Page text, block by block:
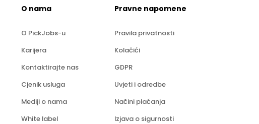
O nama
O PickJobs-u
Karijera
Kontaktirajte nas
Cjenik usluga
Mediji o nama
White label
Pravne napomene
Pravila privatnosti
Kolačići
GDPR
Uvjeti i odredbe
Načini plaćanja
Izjava o sigurnosti